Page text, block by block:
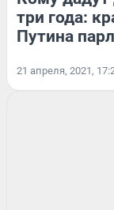
три года:
Путина
21 апреля, 2021,